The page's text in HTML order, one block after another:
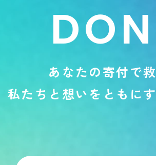
DON
あ なたの寄付で救
私た ち と 想いを と も にす